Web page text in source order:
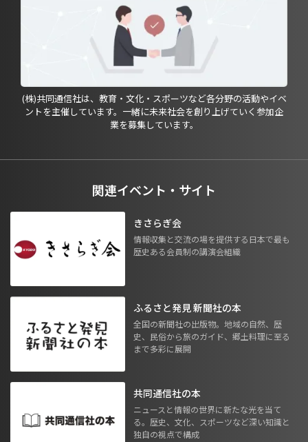
(株)共同通信社は、教育・文化・スポーツなど各分野の活動やイベ
ントを主催しています。一緒に未来社会を創り上げていく参加企
業を募集しています。
関連イベント・サイト
きさらぎ会
情報収集と交流の場を提供する日本で最も
歴史ある会員制の講演会組織
ふるさと発見 新聞社の本
全国の新聞社の出版物。地域の自然、歴
史、民俗から旅のガイド、郷土料理に至る
まで多彩に展開
共同通信社の本
ニュースと情報の世界に新たな光を当て
る。歴史、文化、スポーツなど深い知識と
独自の視点で構成